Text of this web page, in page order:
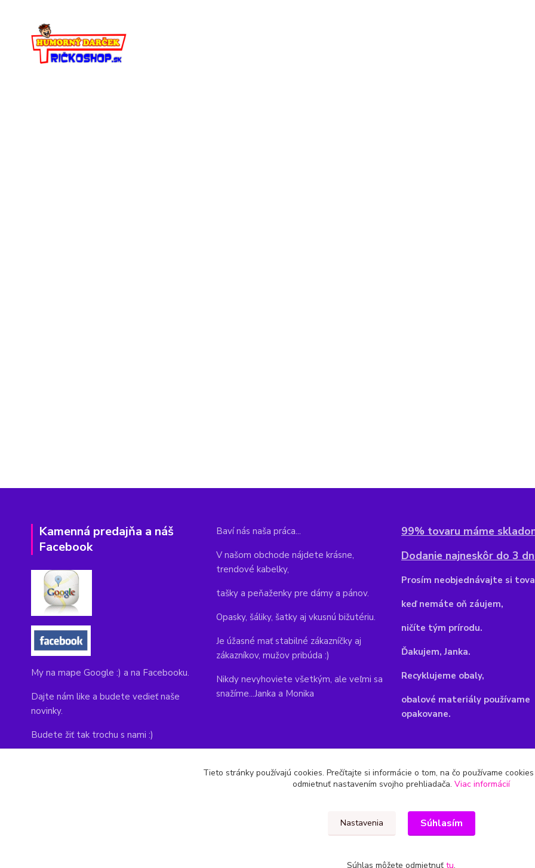
Kamenná predajňa a náš
Facebook
My na mape Google :) a na Facebooku.
Dajte nám like a budete vedieť naše
novinky.
Budete žiť tak trochu s nami :)
Baví nás naša práca...
V našom obchode nájdete krásne,
trendové kabelky,
tašky a peňaženky pre dámy a pánov.
Opasky, šáliky, šatky aj vkusnú bižutériu.
Je úžasné mať stabilné zákazníčky aj
zákazníkov, mužov pribúda :)
Nikdy nevyhoviete všetkým, ale veľmi sa
snažíme...Janka a Monika
99% tovaru máme
Dodanie najneskôr do 3
Prosím neobjednávajte si
keď nemáte oň záujem,
ničíte tým prírodu.
Ďakujem, Janka.
Recyklujeme obaly,
obalové materiály používame
opakovane.
Tieto stránky používajú cookies. Prečítajte si informácie o tom, na čo používame
odmietnuť nastavením svojho prehliadača. Viac informácií
Nastavenia Súhlasím
Súhlas môžete odmietnuť tu.